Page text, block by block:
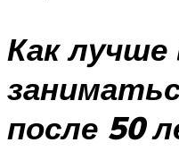
Как лучше
после 50